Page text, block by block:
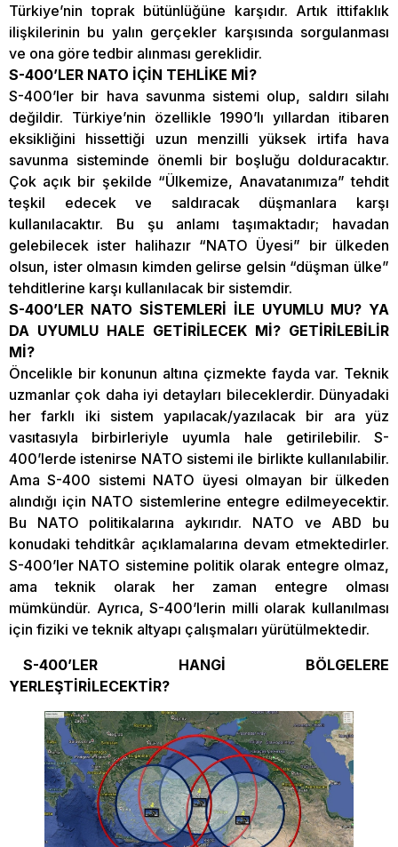
Türkiye’nin toprak bütünlüğüne karşıdır. Artık ittifaklık
ilişkilerinin bu yalın gerçekler karşısında sorgulanması
ve ona göre tedbir alınması gereklidir.
S-400’LER NATO İÇİN TEHLİKE Mİ?
S-400’ler bir hava savunma sistemi olup, saldırı silahı
değildir. Türkiye’nin özellikle 1990’lı yıllardan itibaren
eksikliğini hissettiği uzun menzilli yüksek irtifa hava
savunma sisteminde önemli bir boşluğu dolduracaktır.
Çok açık bir şekilde “Ülkemize, Anavatanımıza” tehdit
teşkil edecek ve saldıracak düşmanlara karşı
kullanılacaktır. Bu şu anlamı taşımaktadır; havadan
gelebilecek ister halihazır “NATO Üyesi” bir ülkeden
olsun, ister olmasın kimden gelirse gelsin “düşman ülke”
tehditlerine karşı kullanılacak bir sistemdir.
S-400’LER NATO SİSTEMLERİ İLE UYUMLU MU? YA
DA UYUMLU HALE GETİRİLECEK Mİ? GETİRİLEBİLİR
Mİ?
Öncelikle bir konunun altına çizmekte fayda var. Teknik
uzmanlar çok daha iyi detayları bileceklerdir. Dünyadaki
her farklı iki sistem yapılacak/yazılacak bir ara yüz
vasıtasıyla birbirleriyle uyumla hale getirilebilir. S-
400’lerde istenirse NATO sistemi ile birlikte kullanılabilir.
Ama S-400 sistemi NATO üyesi olmayan bir ülkeden
alındığı için NATO sistemlerine entegre edilmeyecektir.
Bu NATO politikalarına aykırıdır. NATO ve ABD bu
konudaki tehditkâr açıklamalarına devam etmektedirler.
S-400’ler NATO sistemine politik olarak entegre olmaz,
ama teknik olarak her zaman entegre olması
mümkündür. Ayrıca, S-400’lerin milli olarak kullanılması
için fiziki ve teknik altyapı çalışmaları yürütülmektedir.
S-400’LER HANGİ BÖLGELERE
YERLEŞTİRİLECEKTİR?